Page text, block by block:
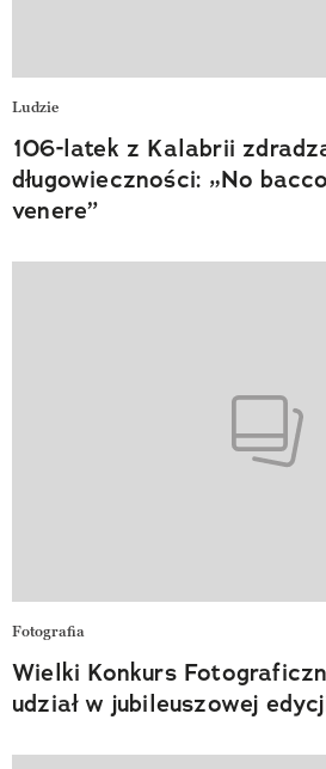
Ludzie
106-latek z Kalabrii
długowieczności: „No
venere”
Fotografia
Wielki Konkurs
udział w jubileuszowej